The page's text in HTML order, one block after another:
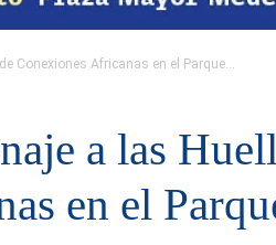
Conexiones Africanas en el Parque...
a las
en el